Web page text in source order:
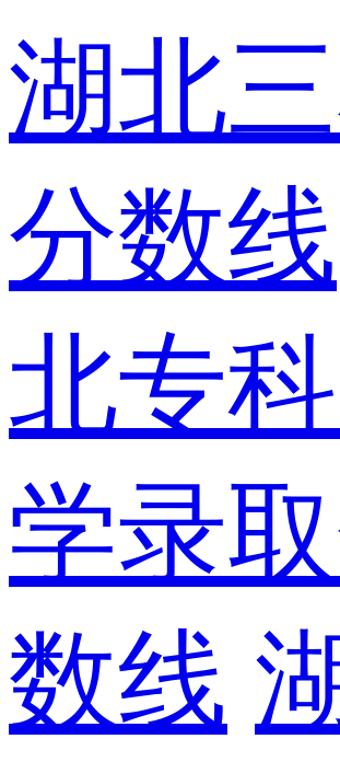
湖北
分数线
北专
学录
数线